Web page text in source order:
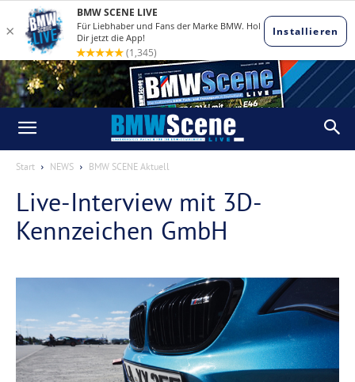
Start NEWS BMW SCENE Aktuell
Live-Interview mit 3D-
Kennzeichen GmbH